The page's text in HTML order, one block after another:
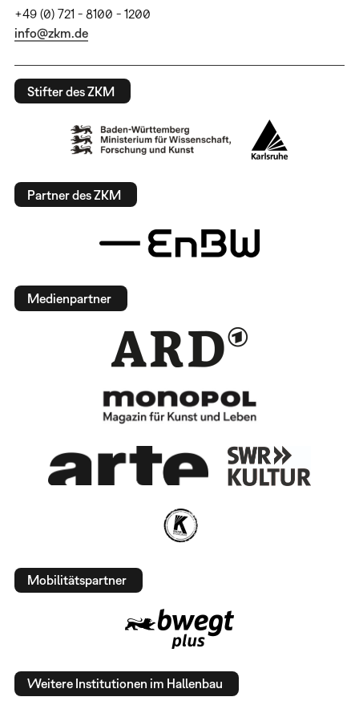
+49 (0) 721 - 8100 - 1200
info@zkm.de
Stifter des ZKM
Partner des ZKM
Medienpartner
Mobilitätspartner
Weitere Institutionen im Hallenbau